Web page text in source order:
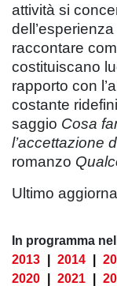
attività si
raccontare
costituiscano
rapporto con
costante
saggio Cosa
l’accettazione
romanzo
Ultimo
In programma
2013
2014
2020
2021